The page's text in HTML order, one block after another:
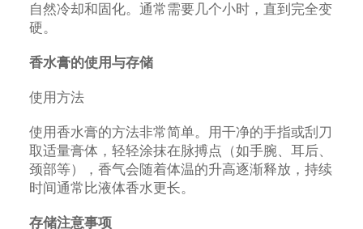
自然冷却和固化。通常需要几个小时，直到完全变
硬。
香水膏的使用与存储
使用方法
使用香水膏的方法非常简单。用干净的手指或刮刀
取适量膏体，轻轻涂抹在脉搏点（如手腕、耳后、
颈部等），香气会随着体温的升高逐渐释放，持续
时间通常比液体香水更长。
存储注意事项